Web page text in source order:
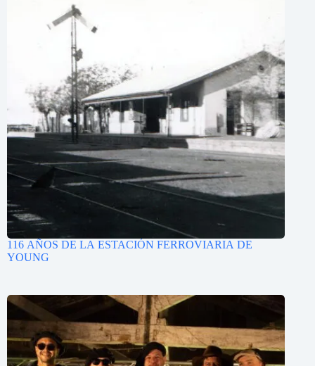
116 AÑOS DE LA ESTACIÓN FERROVIARIA DE
YOUNG